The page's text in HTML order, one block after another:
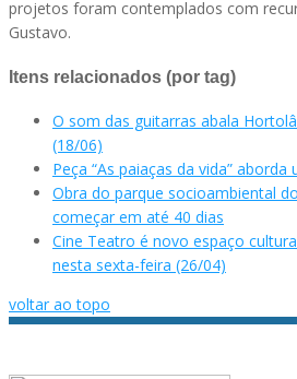
projetos foram contemplados com
Gustavo.
Itens relacionados (por tag)
O som das guitarras abala
(18/06)
Peça “As paiaças da vida”
Obra do parque socioambiental
começar em até 40 dias
Cine Teatro é novo espaço
nesta sexta-feira (26/04)
voltar ao topo